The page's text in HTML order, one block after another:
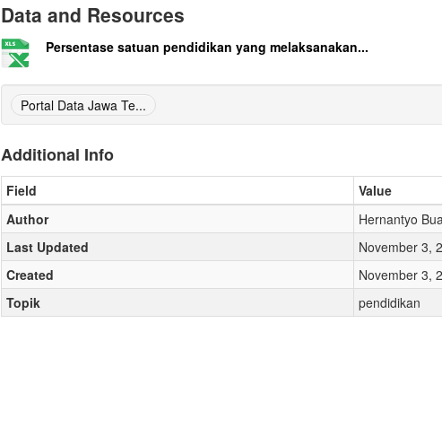
Data and Resources
Persentase satuan pendidikan yang melaksanakan...
Portal Data Jawa Te...
Additional Info
Field
Value
Author
Hernantyo
Last Updated
November 3,
Created
November 3,
Topik
pendidikan